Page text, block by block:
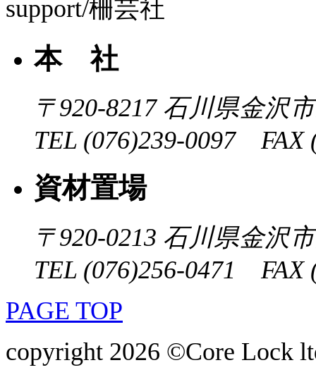
本 社
〒920-8217 石川県金沢
TEL (076)239-0097 FAX
資材置場
〒920-0213 石川県金沢
TEL (076)256-0471 FAX
PAGE TOP
copyright 2026 ©Core Lock